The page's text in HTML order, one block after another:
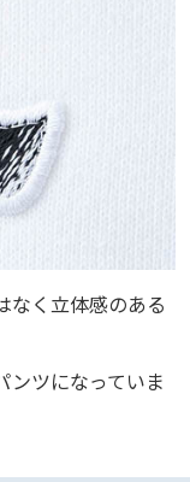
なく立体感のある
ンツになっていま